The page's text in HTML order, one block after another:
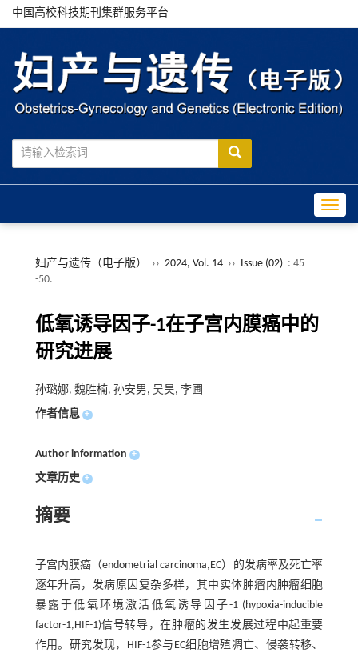
中国高校科技期刊集群服务平台
妇产与遗传（电子版） ›› 2024, Vol. 14 ›› Issue (02) : 45
-50.
低氧诱导因子-1在子宫内膜癌中的
研究进展
孙璐娜, 魏胜楠, 孙安男, 吴昊, 李圃
作者信息 +
Author information +
文章历史 +
摘要
子宫内膜癌（endometrial carcinoma,EC）的发病率及死亡率
逐年升高，发病原因复杂多样，其中实体肿瘤内肿瘤细胞
暴露于低氧环境激活低氧诱导因子-1 (hypoxia-inducible
factor-1,HIF-1)信号转导，在肿瘤的发生发展过程中起重要
作用。研究发现，HIF-1参与EC细胞增殖凋亡、侵袭转移、